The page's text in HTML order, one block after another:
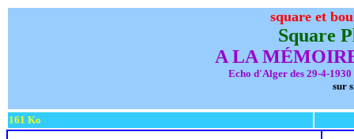
square et
Square
A LA
Echo d'Alger des 29-4-
sur
161 Ko